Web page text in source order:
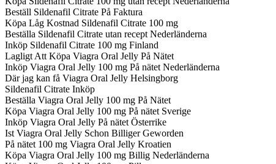
Beställ Sildenafil Citrate På Faktura
Köpa Låg Kostnad Sildenafil Citrate 100 mg
Beställa Sildenafil Citrate utan recept Nederländerna
Inköp Sildenafil Citrate 100 mg Finland
Lagligt Att Köpa Viagra Oral Jelly På Nätet
Inköp Viagra Oral Jelly 100 mg På nätet Nederländerna
Där jag kan få Viagra Oral Jelly Helsingborg
Sildenafil Citrate Inköp
Beställa Viagra Oral Jelly 100 mg På Nätet
Köpa Viagra Oral Jelly 100 mg På nätet Sverige
Inköp Viagra Oral Jelly På nätet Österrike
Ist Viagra Oral Jelly Schon Billiger Geworden
På nätet 100 mg Viagra Oral Jelly Kroatien
Köpa Viagra Oral Jelly 100 mg Billig Nederländerna